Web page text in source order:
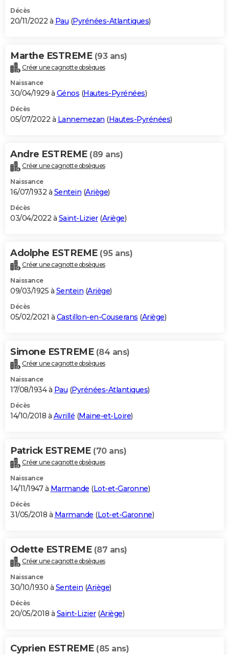
Décès
20/11/2022 à Pau (Pyrénées-Atlantiques)
Marthe ESTREME (93 ans)
Créer une cagnotte obsèques
Naissance
30/04/1929 à Génos (Hautes-Pyrénées)
Décès
05/07/2022 à Lannemezan (Hautes-Pyrénées)
Andre ESTREME (89 ans)
Créer une cagnotte obsèques
Naissance
16/07/1932 à Sentein (Ariège)
Décès
03/04/2022 à Saint-Lizier(Ariège)
Adolphe ESTREME (95 ans)
Créer une cagnotte obsèques
Naissance
09/03/1925 à Sentein (Ariège)
Décès
05/02/2021 à Castillon-en-Couserans (Ariège)
Simone ESTREME (84 ans)
Créer une cagnotte obsèques
Naissance
17/08/1934 à Pau (Pyrénées-Atlantiques)
Décès
14/10/2018 à Avrillé (Maine-et-Loire)
Patrick ESTREME (70 ans)
Créer une cagnotte obsèques
Naissance
14/11/1947 à Marmande (Lot-et-Garonne)
Décès
31/05/2018 à Marmande (Lot-et-Garonne)
Odette ESTREME (87 ans)
Créer une cagnotte obsèques
Naissance
30/10/1930 à Sentein (Ariège)
Décès
20/05/2018 à Saint-Lizier(Ariège)
Cyprien ESTREME (85 ans)